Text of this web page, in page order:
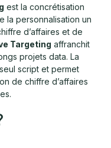
est la concrétisation
la personnalisation un
d’affaires et de
Targeting affranchit
projets data. La
script et permet
de chiffre d’affaires